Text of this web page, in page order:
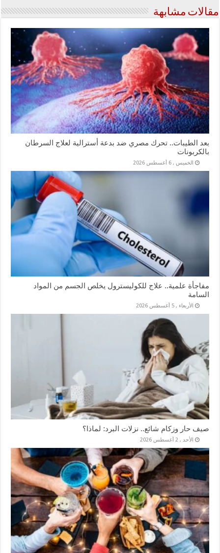
مقالات مشابهة
بعد الطيبات.. تحرك مصري ضد بدعة أسترالية لعلاج السرطان
بالكربونات
الخميس , 6 أغسطس 2026
مفاجأة علمية.. علاج للكوليسترول يخلص الجسم من المواد
السامة
الأربعاء , 5 أغسطس 2026
صيف حار وزكام شائع.. نزلات البرد: لماذا؟
الأحد , 2 أغسطس 2026